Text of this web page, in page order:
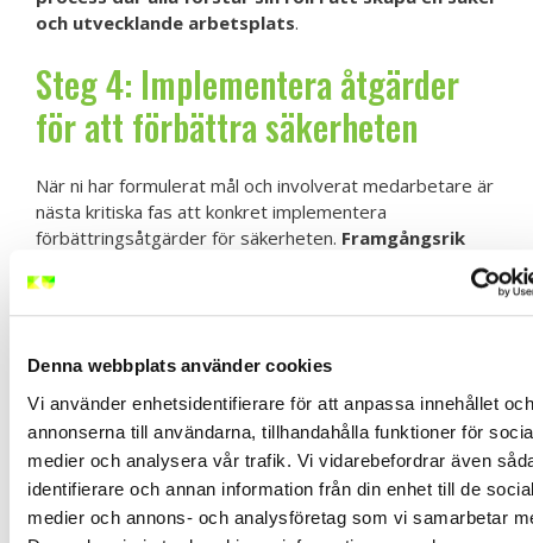
Denna webbplats använder cookies
Vi använder enhetsidentifierare för att anpassa innehållet och
annonserna till användarna, tillhandahålla funktioner för
medier och analysera vår trafik. Vi vidarebefordrar även
identifierare och annan information från din enhet till de
medier och annons- och analysföretag som vi samarbetar
och utvecklande arbetsplats.
Steg 4: Implementera åtgärder
för att förbättra säkerheten
När ni har formulerat mål och involverat medarbetare är
nästa kritiska fas att konkret implementera
förbättringsåtgärder för säkerheten. Framgångsrik
tydligt ledarskap och kontinuerlig uppföljning
Detta handlar om att omvandla identifierade risker till
medarbetarnas fysiska och psykiska välbefinnande.
Börja med att prioritera de risker som framkommit
under er nulägesanalys.
Hantera hot och våld på
arbetsplatsenkräver exempelvis specifika strategier
och förebyggande åtgärder. Skapa detaljerade
handlingsplaner för varje identifierad risk, med tydliga